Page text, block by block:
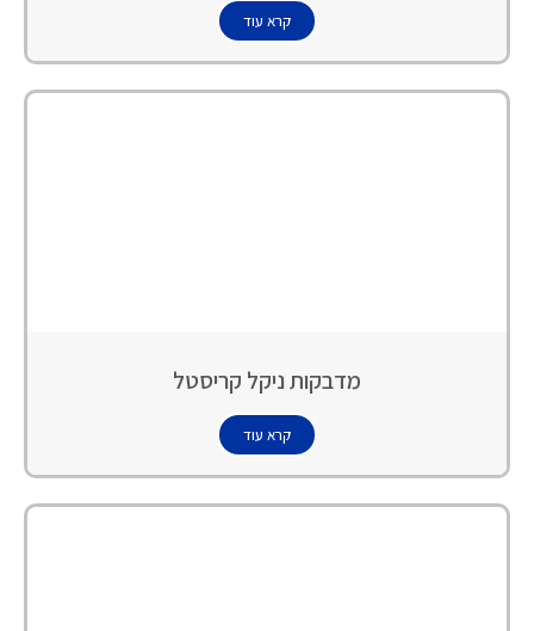
קרא עוד
מדבקות ניקל קריסטל
קרא עוד